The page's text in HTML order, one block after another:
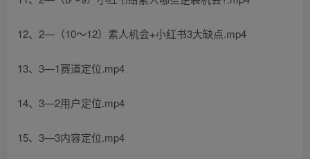
12、2—（10～12）素人机会+小红书3大缺点.mp4
13、3—1赛道定位.mp4
14、3—2用户定位.mp4
15、3—3内容定位.mp4